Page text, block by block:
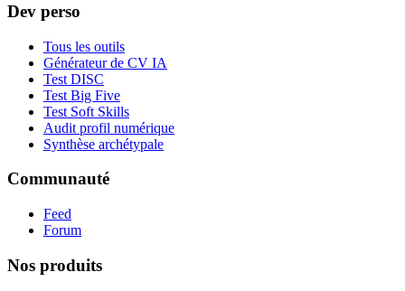
Dev perso
Tous les outils
Générateur de CV IA
Test DISC
Test Big Five
Test Soft Skills
Audit profil numérique
Synthèse archétypale
Communauté
Feed
Forum
Nos produits